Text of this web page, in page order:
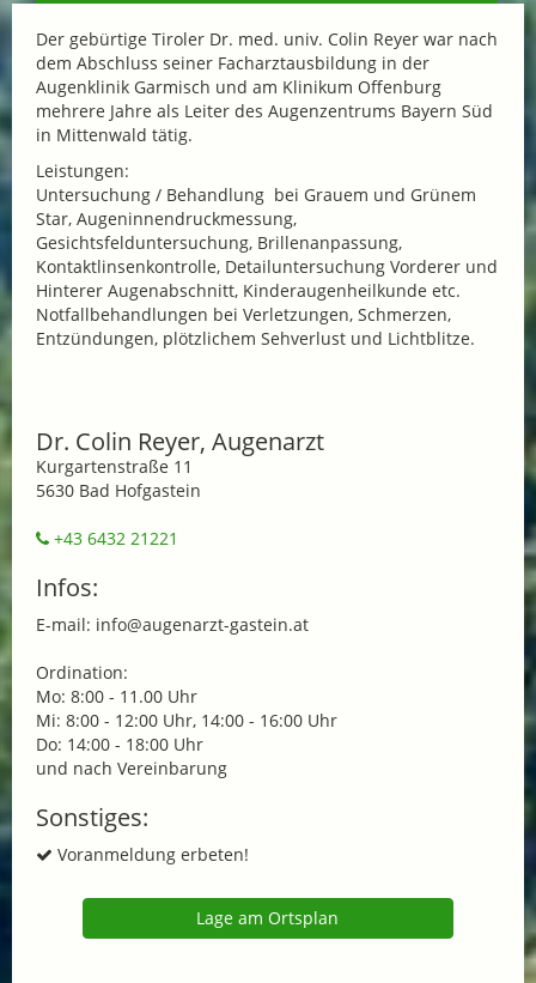
Der gebürtige Tiroler Dr. med. univ. Colin Reyer war nach
dem Abschluss seiner Facharztausbildung in der
Augenklinik Garmisch und am Klinikum Offenburg
mehrere Jahre als Leiter des Augenzentrums Bayern Süd
in Mittenwald tätig.
Leistungen:
Untersuchung / Behandlung bei Grauem und Grünem
Star, Augeninnendruckmessung,
Gesichtsfelduntersuchung, Brillenanpassung,
Kontaktlinsenkontrolle, Detailuntersuchung Vorderer und
Hinterer Augenabschnitt, Kinderaugenheilkunde etc.
Notfallbehandlungen bei Verletzungen, Schmerzen,
Entzündungen, plötzlichem Sehverlust und Lichtblitze.
Dr. Colin Reyer, Augenarzt
Kurgartenstraße 11
5630 Bad Hofgastein
+43 6432 21221
Infos:
E-mail: info@augenarzt-gastein.at
Ordination:
Mo: 8:00 - 11.00 Uhr
Mi: 8:00 - 12:00 Uhr, 14:00 - 16:00 Uhr
Do: 14:00 - 18:00 Uhr
und nach Vereinbarung
Sonstiges:
Voranmeldung erbeten!
Lage am Ortsplan